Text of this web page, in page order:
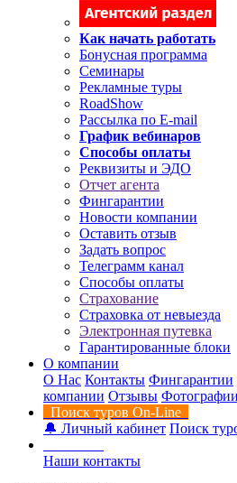
Как начать работать
Бонусная программа
Семинары
Рекламные туры
RoadShow
Рассылка по E-mail
График вебинаров
Способы оплаты
Реквизиты и ЭДО
Отчет агента
Фингарантии
Новости компании
Оставить отзыв
Задать вопрос
Телеграмм канал
Способы оплаты
Страхование
Страховка от невыезда
Электронная путевка
Гарантированные блоки
О компании
О Нас Контакты Фингарантии
компании Отзывы
Поиск туров On-Line
🔔 Личный кабинет Поиск
Наши контакты